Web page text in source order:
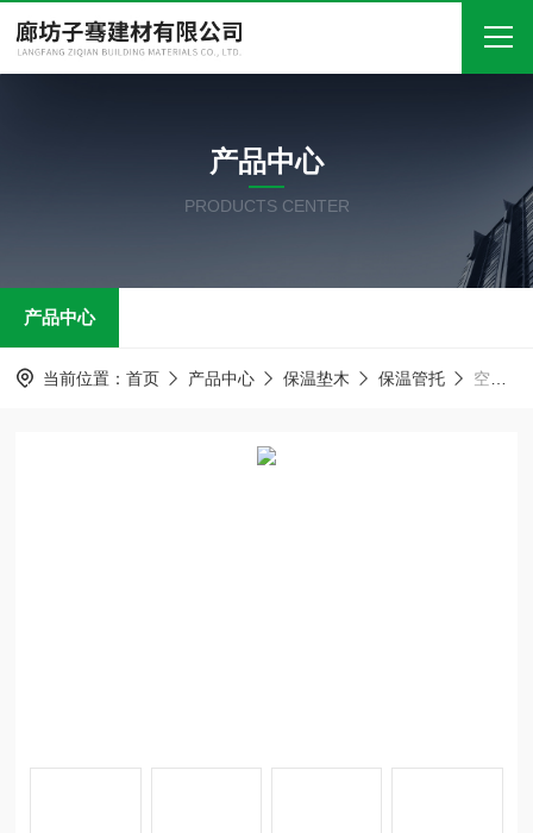
关于我们
产品中心
在线留言
产品中心
PRODUCTS CENTER
产品中心
当前位置： 首页 产品中心 保温垫木 保温管托 空调木托 保温管托